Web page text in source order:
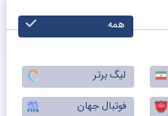
همه
لیگ برتر
فوتبال جهان